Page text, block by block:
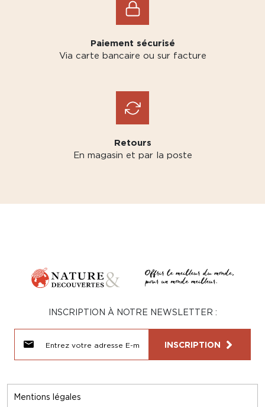
Paiement sécurisé
Via carte bancaire ou sur facture
Retours
En magasin et par la poste
Mentions légales
INSCRIPTION À NOTRE NEWSLETTER :
INSCRIPTION